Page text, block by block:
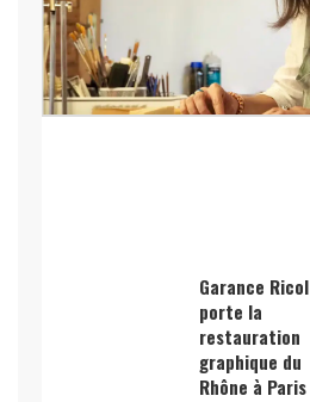
Garance Ricol
porte la
restauration
graphique du
Rhône à Paris